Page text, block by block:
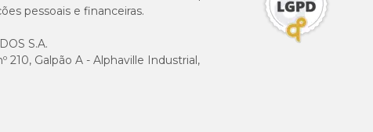
pessoais e financeiras.
S.A.
210, Galpão A - Alphaville Industrial,